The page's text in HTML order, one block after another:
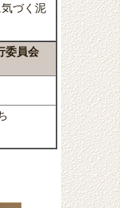
づく泥
委員会